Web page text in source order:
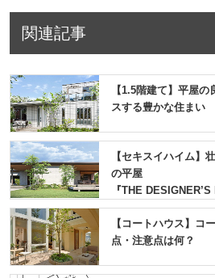
関連記事
【1.5階建て】平屋
スする豊かな住まい
【セキスイハイム】
の平屋
『THE DESIGNER’S
【コートハウス】コ
点・注意点は何？